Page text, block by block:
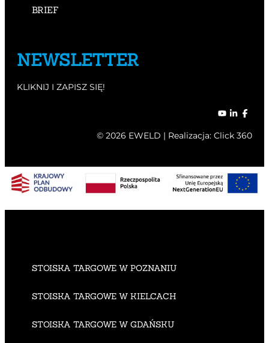
BRIEF
NEWSLETTER
KLIKNIJ I ZAPISZ SIĘ!
© 2026 EWELD | Realizacja: Click 360
STOISKA TARGOWE W POZNANIU
STOISKA TARGOWE W KIELCACH
STOISKA TARGOWE W GDAŃSKU